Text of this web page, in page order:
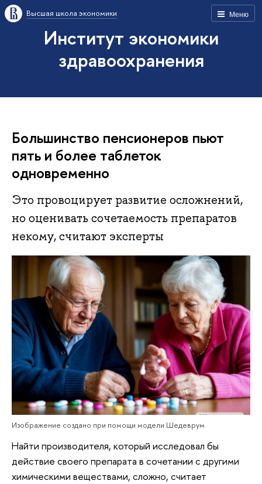
Меню
Высшая школа экономики
Институт экономики
здравоохранения
Большинство пенсионеров пьют
пять и более таблеток
одновременно
Это провоцирует развитие осложнений,
но оценивать сочетаемость препаратов
некому, считают эксперты
Изображение создано при помощи модели Шедеврум
Найти производителя, который исследовал бы
действие своего препарата в сочетании с другими
химическими веществами, сложно, считает